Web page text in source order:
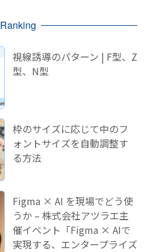
Ranking
視線誘導のパターン | F型、Z
型、N型
枠のサイズに応じて中のフ
ォントサイズを自動調整す
る方法
Figma × AI を現場でどう使
うか – 株式会社アツラエ主
催イベント「Figma × AIで
実現する、エンタープライズ